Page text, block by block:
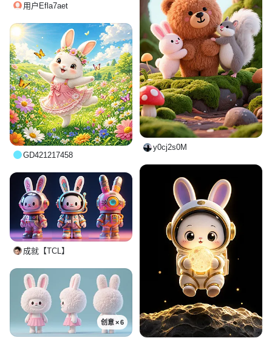
y0cj2s0M
用户Efla7aet
GD421217458
成就【TCL】
创意 × 6